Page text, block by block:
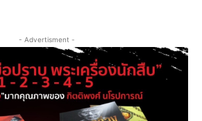
- Advertisment -